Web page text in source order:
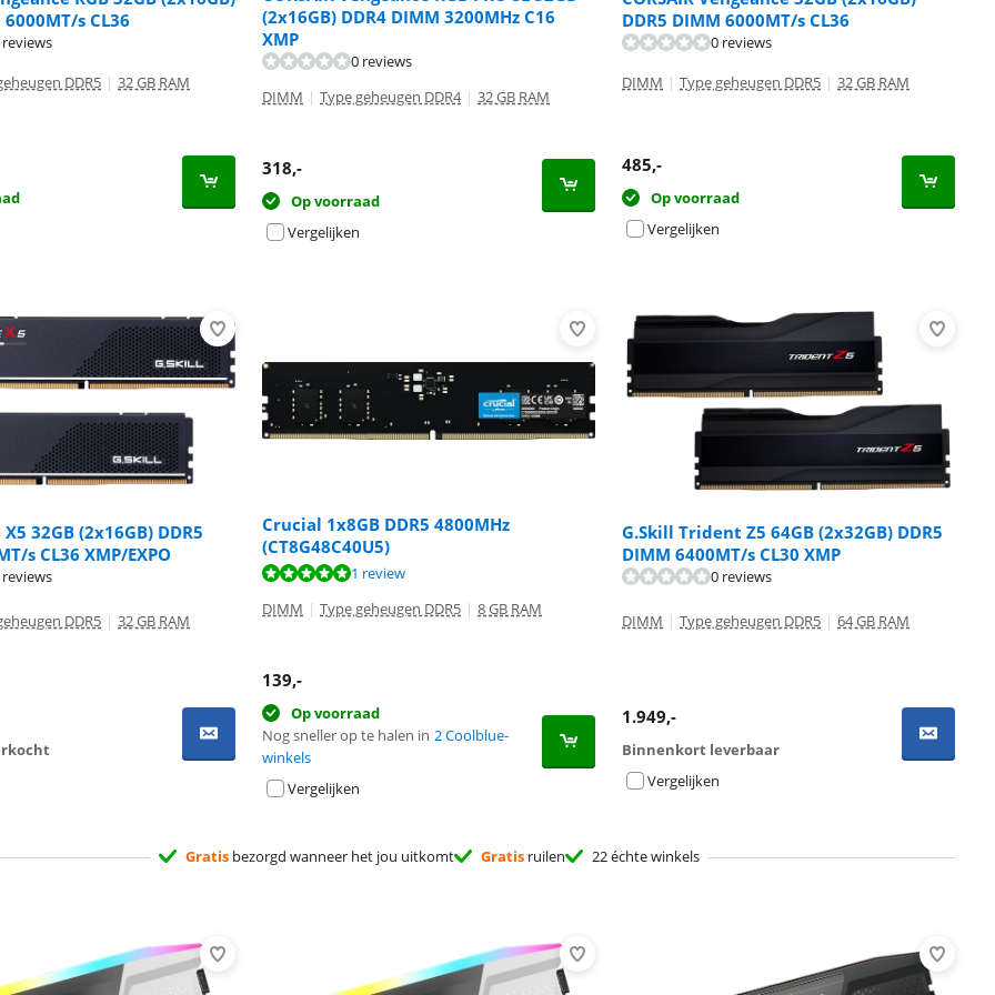
s CL36
DDR5 | 32 GB RAM
(2x16GB) DDR4 DIMM 3200MHz C16
XMP
0 reviews
DIMM | Type geheugen DDR4 | 32 GB RAM
318,-
Op voorraad
Vergelijken
DDR5 DIMM 6000MT/s CL36
0 reviews
DIMM | Type geheugen DDR5 | 32 GB RAM
485,-
Op voorraad
Vergelijken
32GB (2x16GB) DDR5
s CL36 XMP/EXPO
DDR5 | 32 GB RAM
Crucial 1x8GB DDR5 4800MHz
(CT8G48C40U5)
van de 10, gebaseerd op 1 review.
1 review
DIMM | Type geheugen DDR5 | 8 GB RAM
139,-
Op voorraad
Nog sneller op te halen in 2 Coolblue-
winkels
Vergelijken
G.Skill Trident Z5 64GB (2x32GB) DDR5
DIMM 6400MT/s CL30 XMP
0 reviews
DIMM | Type geheugen DDR5 | 64 GB RAM
1.949,-
Binnenkort leverbaar
Vergelijken
Gratisbezorgd wanneer het jou uitkomt Gratisruilen 22 échte winkels